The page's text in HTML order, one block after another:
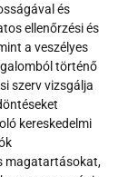
és
ellenőrzési és
a veszélyes
történő
szerv vizsgálja
kereskedelmi
magatartásokat,